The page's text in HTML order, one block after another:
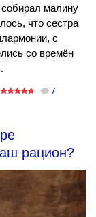
малину
что сестра
с
со времён
7
рацион?